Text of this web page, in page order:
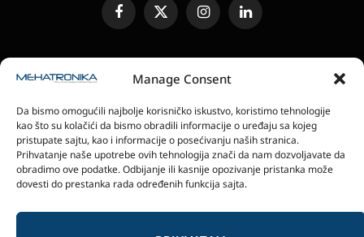
Manage Consent
Da bismo omogućili najbolje korisničko iskustvo, koristimo tehnologije
kao što su kolačići da bismo obradili informacije o uređaju sa kojeg
pristupate sajtu, kao i informacije o posećivanju naših stranica.
Prihvatanje naše upotrebe ovih tehnologija znači da nam dozvoljavate da
obradimo ove podatke. Odbijanje ili kasnije opozivanje pristanka može
dovesti do prestanka rada određenih funkcija sajta.
FacebookX
(Twitter)
InstagramLinkedIn
SLANJE JEDINICA ZA RECENZIJU
ELEKTRONSKA IZDANJA
POLITIKA PRIVATNOSTI
POLITIKA KOLAČIĆA
magazin Mehatronika - Agencija “Gomo Design”
Stanoja Glavaša 37, 26300 Vršac, Serbia